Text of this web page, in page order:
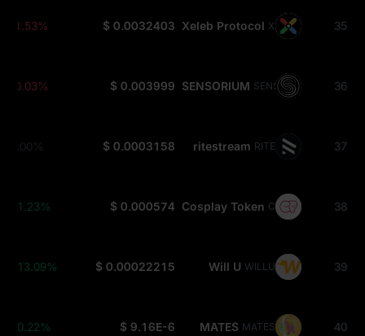
35
Xeleb Protocol XCX
$ 0.0032403
-1.53%
36
SENSORIUM SENSO
$ 0.003999
-0.03%
37
ritestream RITE
$ 0.0003158
0.00%
38
Cosplay Token COT
$ 0.000574
+1.23%
39
Will U WILLU
$ 0.00022215
+13.09%
40
MATES MATES
$ 9.16E-6
+0.22%